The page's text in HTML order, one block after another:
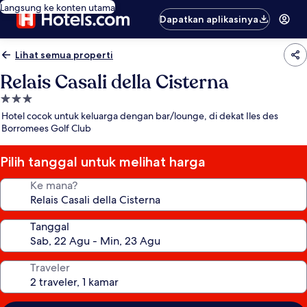
Langsung ke konten utama
Dapatkan aplikasinya
Lihat semua properti
Relais Casali della Cisterna
Properti
bintang
3.0
Hotel cocok untuk keluarga dengan bar/lounge, di dekat Iles des
Borromees Golf Club
Pilih tanggal untuk melihat harga
Ke mana?
Tanggal
Traveler